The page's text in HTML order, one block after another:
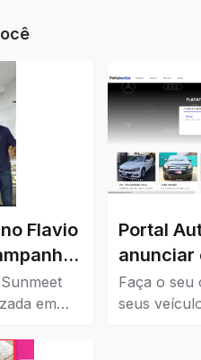
Flavio
da
em
Portal
anunciar
Faça o seu
seus